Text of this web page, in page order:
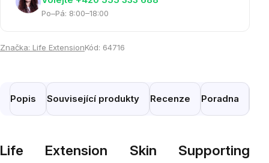
Po–Pá: 8:00–18:00
Značka: Life ExtensionKód: 64716
Popis Související produkty Recenze Poradna
Life Extension Skin Supporting